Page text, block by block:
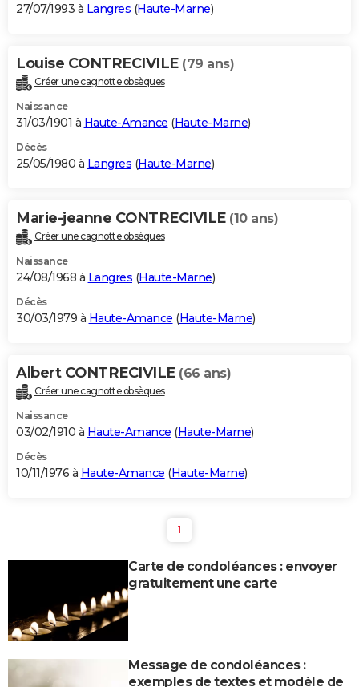
27/07/1993 à Langres (Haute-Marne)
Louise CONTRECIVILE (79 ans)
Créer une cagnotte obsèques
Naissance
31/03/1901 à Haute-Amance (Haute-Marne)
Décès
25/05/1980 à Langres (Haute-Marne)
Marie-jeanne CONTRECIVILE (10 ans)
Créer une cagnotte obsèques
Naissance
24/08/1968 à Langres (Haute-Marne)
Décès
30/03/1979 à Haute-Amance (Haute-Marne)
Albert CONTRECIVILE (66 ans)
Créer une cagnotte obsèques
Naissance
03/02/1910 à Haute-Amance (Haute-Marne)
Décès
10/11/1976 à Haute-Amance (Haute-Marne)
1
Carte de condoléances : envoyer
gratuitement une carte
Message de condoléances :
exemples de textes et modèle de